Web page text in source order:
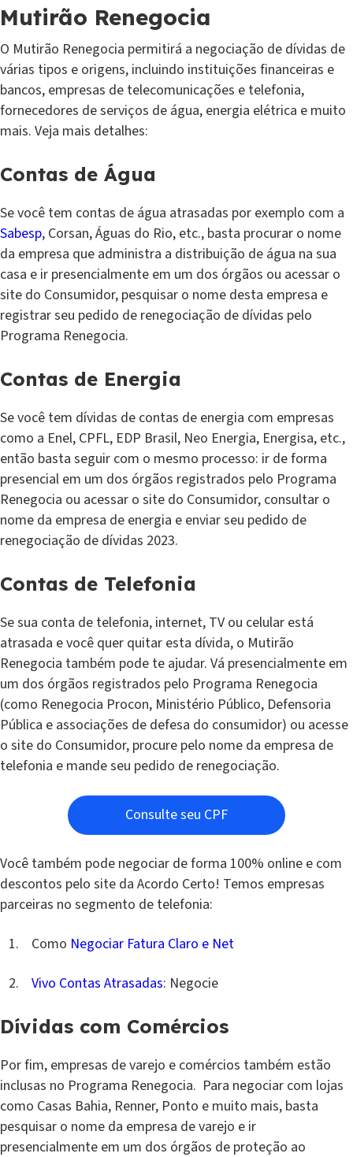
Mutirão Renegocia
O Mutirão Renegocia permitirá a negociação de dívidas de
várias tipos e origens, incluindo instituições financeiras e
bancos, empresas de telecomunicações e telefonia,
fornecedores de serviços de água, energia elétrica e muito
mais. Veja mais detalhes:
Contas de Água
Se você tem contas de água atrasadas por exemplo com a
Sabesp, Corsan, Águas do Rio, etc., basta procurar o nome
da empresa que administra a distribuição de água na sua
casa e ir presencialmente em um dos órgãos ou acessar o
site do Consumidor, pesquisar o nome desta empresa e
registrar seu pedido de renegociação de dívidas pelo
Programa Renegocia.
Contas de Energia
Se você tem dívidas de contas de energia com empresas
como a Enel, CPFL, EDP Brasil, Neo Energia, Energisa, etc.,
então basta seguir com o mesmo processo: ir de forma
presencial em um dos órgãos registrados pelo Programa
Renegocia ou acessar o site do Consumidor, consultar o
nome da empresa de energia e enviar seu pedido de
renegociação de dívidas 2023.
Contas de Telefonia
Se sua conta de telefonia, internet, TV ou celular está
atrasada e você quer quitar esta dívida, o Mutirão
Renegocia também pode te ajudar. Vá presencialmente em
um dos órgãos registrados pelo Programa Renegocia
(como Renegocia Procon, Ministério Público, Defensoria
Pública e associações de defesa do consumidor) ou acesse
o site do Consumidor, procure pelo nome da empresa de
telefonia e mande seu pedido de renegociação.
Consulte seu CPF
Você também pode negociar de forma 100% online e com
descontos pelo site da Acordo Certo! Temos empresas
parceiras no segmento de telefonia:
Como Negociar Fatura Claro e Net
Vivo Contas Atrasadas: Negocie
Dívidas com Comércios
Por fim, empresas de varejo e comércios também estão
inclusas no Programa Renegocia. Para negociar com lojas
como Casas Bahia, Renner, Ponto e muito mais, basta
pesquisar o nome da empresa de varejo e ir
presencialmente em um dos órgãos de proteção ao